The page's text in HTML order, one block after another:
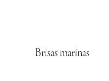
Brisas marinas